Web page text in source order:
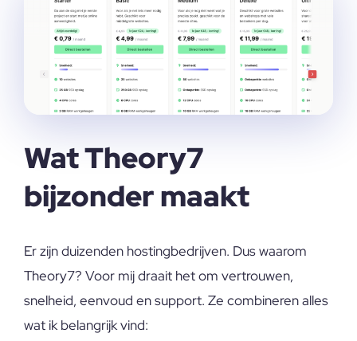
Wat Theory7
bijzonder maakt
Er zijn duizenden hostingbedrijven. Dus waarom
Theory7? Voor mij draait het om vertrouwen,
snelheid, eenvoud en support. Ze combineren alles
wat ik belangrijk vind: